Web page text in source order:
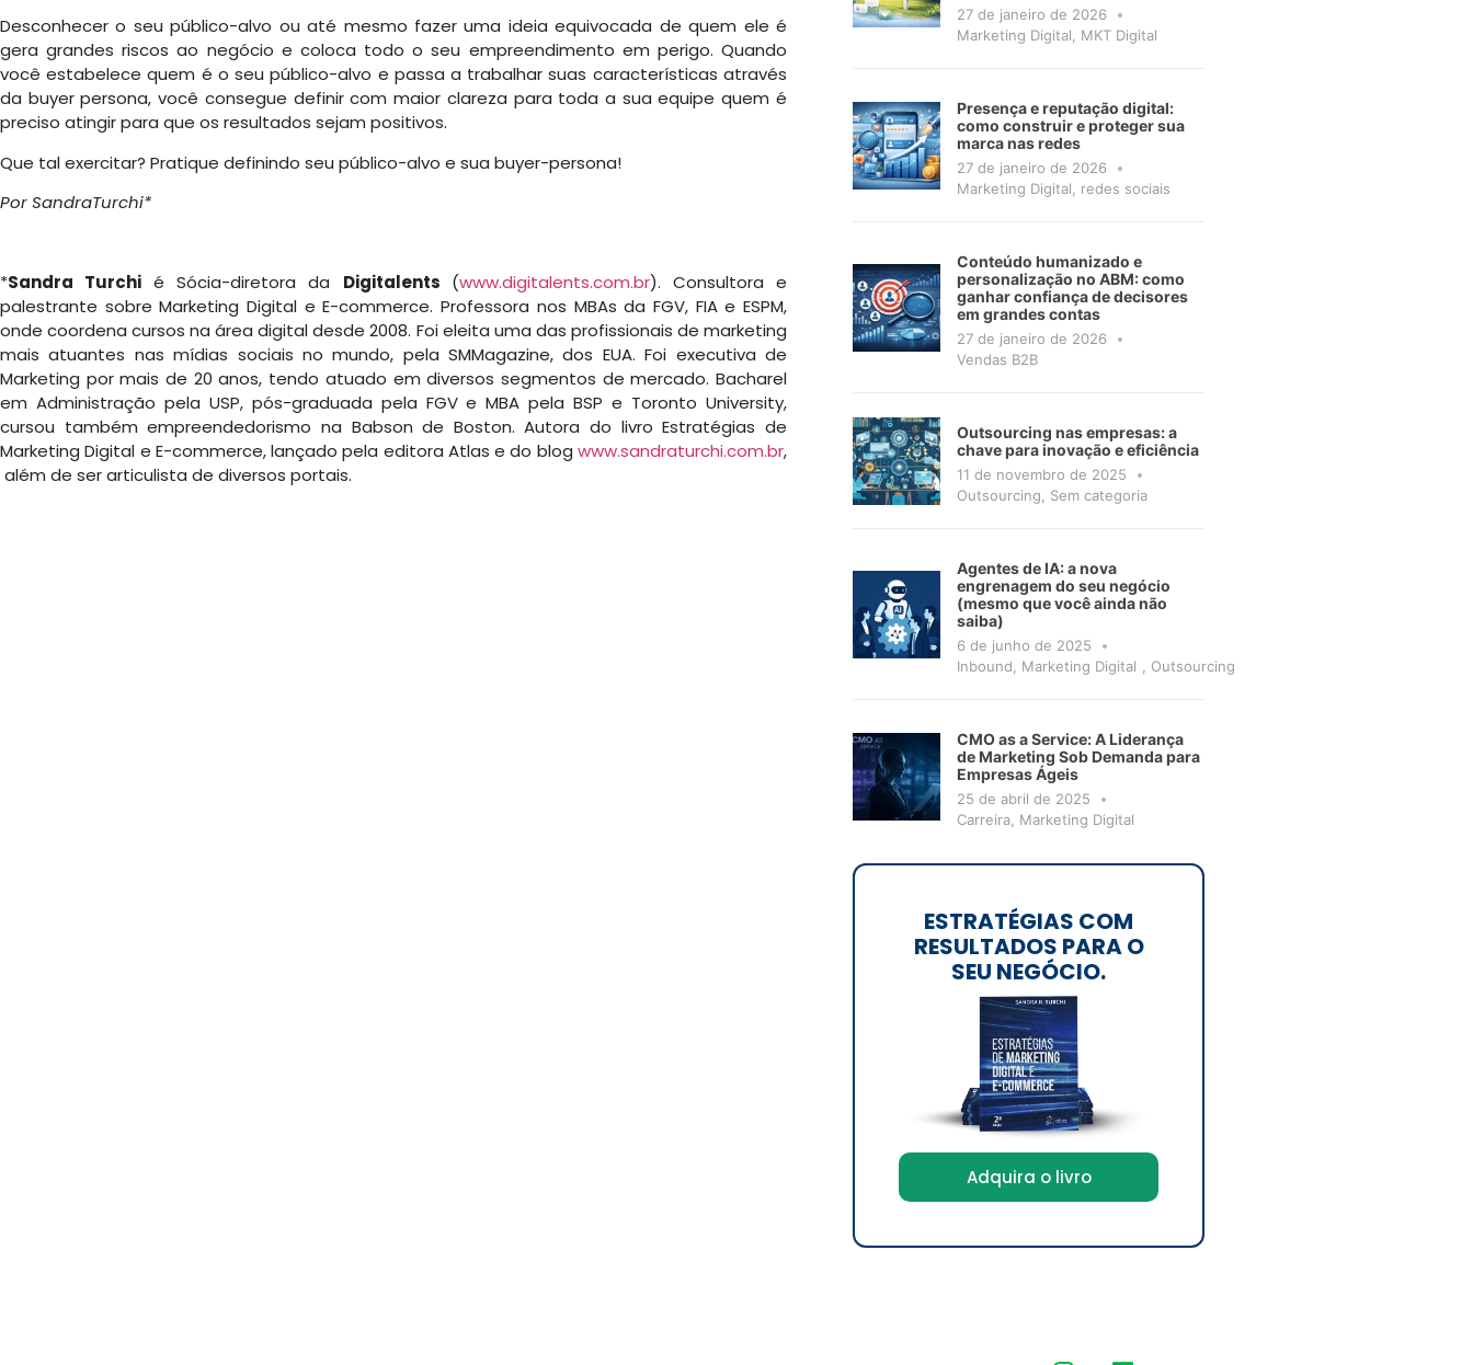
Desconhecer o seu público-alvo ou até mesmo fazer uma ideia equivocada de quem ele é
gera grandes riscos ao negócio e coloca todo o seu empreendimento em perigo. Quando
você estabelece quem é o seu público-alvo e passa a trabalhar suas características através
da buyer persona, você consegue definir com maior clareza para toda a sua equipe quem é
preciso atingir para que os resultados sejam positivos.
Que tal exercitar? Pratique definindo seu público-alvo e sua buyer-persona!
Por SandraTurchi*
*Sandra Turchi é Sócia-diretora da Digitalents (www.digitalents.com.br). Consultora e
palestrante sobre Marketing Digital e E-commerce. Professora nos MBAs da FGV, FIA e ESPM,
onde coordena cursos na área digital desde 2008. Foi eleita uma das profissionais de marketing
mais atuantes nas mídias sociais no mundo, pela SMMagazine, dos EUA. Foi executiva de
Marketing por mais de 20 anos, tendo atuado em diversos segmentos de mercado. Bacharel
em Administração pela USP, pós-graduada pela FGV e MBA pela BSP e Toronto University,
cursou também empreendedorismo na Babson de Boston. Autora do livro Estratégias de
Marketing Digital e E-commerce, lançado pela editora Atlas e do blog www.sandraturchi.com.br,
além de ser articulista de diversos portais.
27 de janeiro de 2026
Marketing Digital
MKT Digital
Presença e reputação digital:
como construir e proteger sua
marca nas redes
27 de janeiro de 2026
Marketing Digital
redes sociais
Conteúdo humanizado e
personalização no ABM: como
ganhar confiança de decisores
em grandes contas
27 de janeiro de 2026
Vendas B2B
Outsourcing nas empresas: a
chave para inovação e eficiência
11 de novembro de 2025
Outsourcing
Sem categoria
Agentes de IA: a nova
engrenagem do seu negócio
(mesmo que você ainda não
saiba)
6 de junho de 2025
Inbound
Marketing Digital Outsourcing
CMO as a Service: A Liderança
de Marketing Sob Demanda para
Empresas Ágeis
25 de abril de 2025
Carreira, Marketing Digital
ESTRATÉGIAS COM
RESULTADOS PARA O
SEU NEGÓCIO.
Adquira o livro